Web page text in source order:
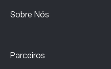
Sobre Nós
Parceiros